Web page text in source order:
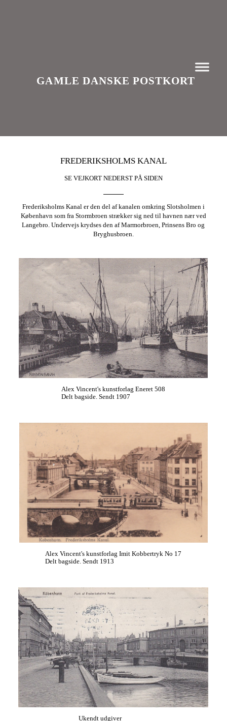
GAMLE DANSKE POSTKORT
FREDERIKSHOLMS KANAL
SE VEJKORT NEDERST PÅ SIDEN
Frederiksholms Kanal er den del af kanalen omkring Slotsholmen i
København som fra Stormbroen strækker sig ned til havnen nær ved
Langebro. Undervejs krydses den af Marmorbroen, Prinsens Bro og
Bryghusbroen.
Alex Vincent's kunstforlag Eneret 508
Delt bagside. Sendt 1907
Alex Vincent's kunstforlag Imit Kobbertryk No 17
Delt bagside. Sendt 1913
Ukendt udgiver